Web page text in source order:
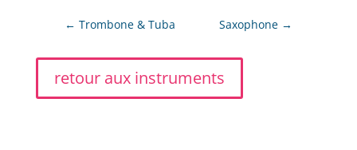
← Trombone & Tuba Saxophone →
retour aux instruments